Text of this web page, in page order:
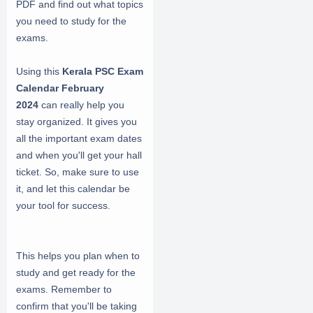
PDF and find out what topics
you need to study for the
exams.
Using this Kerala PSC Exam
Calendar February
2024 can really help you
stay organized. It gives you
all the important exam dates
and when you'll get your hall
ticket. So, make sure to use
it, and let this calendar be
your tool for success.
This helps you plan when to
study and get ready for the
exams. Remember to
confirm that you'll be taking